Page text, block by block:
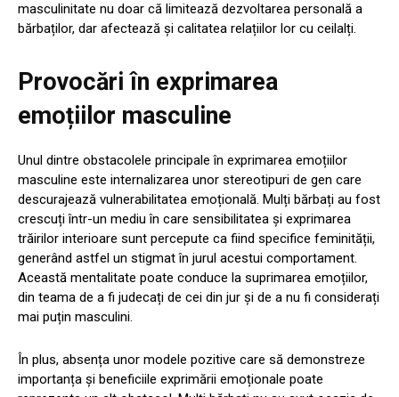
masculinitate nu doar că limitează dezvoltarea personală a
bărbaților, dar afectează și calitatea relațiilor lor cu ceilalți.
Provocări în exprimarea
emoțiilor masculine
Unul dintre obstacolele principale în exprimarea emoțiilor
masculine este internalizarea unor stereotipuri de gen care
descurajează vulnerabilitatea emoțională. Mulți bărbați au fost
crescuți într-un mediu în care sensibilitatea și exprimarea
trăirilor interioare sunt percepute ca fiind specifice feminității,
generând astfel un stigmat în jurul acestui comportament.
Această mentalitate poate conduce la suprimarea emoțiilor,
din teama de a fi judecați de cei din jur și de a nu fi considerați
mai puțin masculini.
În plus, absența unor modele pozitive care să demonstreze
importanța și beneficiile exprimării emoționale poate